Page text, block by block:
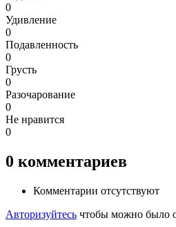
0
Удивление
0
Подавленность
0
Грусть
0
Разочарование
0
Не нравится
0
0 комментариев
Комментарии отсутствуют
Авторизуйтесь чтобы можно было